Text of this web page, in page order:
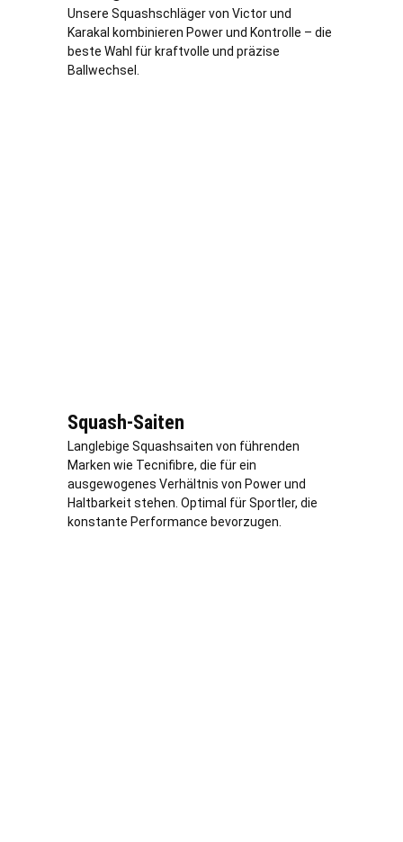
Unsere Squashschläger von Victor und
Karakal kombinieren Power und Kontrolle – die
beste Wahl für kraftvolle und präzise
Ballwechsel.
Squash-Saiten
Langlebige Squashsaiten von führenden
Marken wie Tecnifibre, die für ein
ausgewogenes Verhältnis von Power und
Haltbarkeit stehen. Optimal für Sportler, die
konstante Performance bevorzugen.